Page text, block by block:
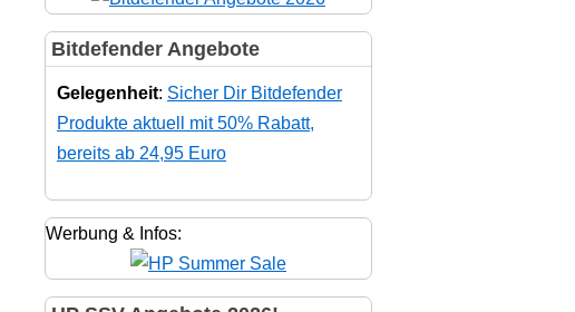
Bitdefender Angebote
Gelegenheit: Sicher Dir Bitdefender
Produkte aktuell mit 50% Rabatt,
bereits ab 24,95 Euro
Werbung & Infos: